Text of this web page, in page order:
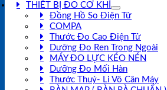
THIẾT BỊ ĐO CƠ KHÍ
Đồng Hồ So Điện Tử
COMPA
Thước Đo Cao Điện Tử
Dưỡng Đo Ren Trong Ngoài
MÁY ĐO LỰC KÉO NÉN
Dưỡng Đo Mối Hàn
Thước Thuỷ- Li Vô Cân Máy